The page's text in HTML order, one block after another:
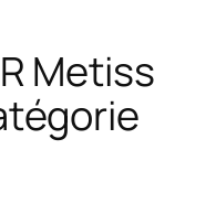
Metiss